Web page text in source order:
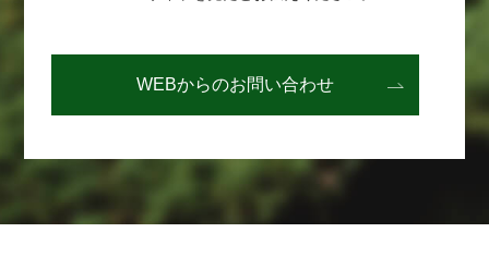
WEBからのお問い合わせ